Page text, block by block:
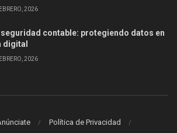
2026
contable: protegiendo datos en
digital
2026
Política de Privacidad